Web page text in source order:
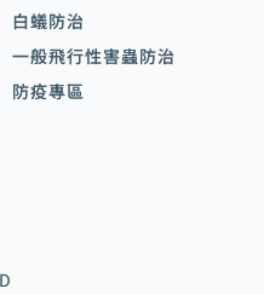
白蟻防治
一般飛行性害蟲防治
防疫專區